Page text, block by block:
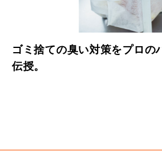
ゴミ捨ての臭い対策をプロの
伝授。